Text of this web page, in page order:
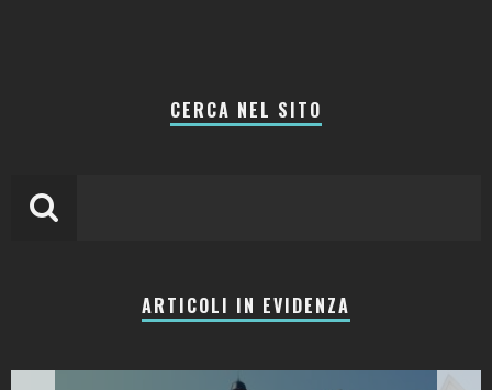
CERCA NEL SITO
ARTICOLI IN EVIDENZA